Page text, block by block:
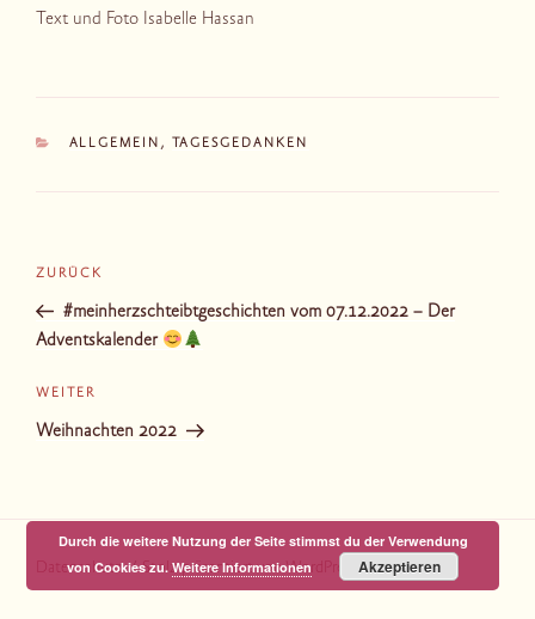
Text und Foto Isabelle Hassan
KATEGORIEN
ALLGEMEIN , TAGESGEDANKEN
Beitragsnavigation
Vorheriger
Beitrag
ZURÜCK
#meinherzschteibtgeschichten vom 07.12.2022 – Der
Adventskalender
Nächster
Beitrag
WEITER
Weihnachten 2022
Datenschutz Stolz präsentiert von WordPress
Durch die weitere Nutzung der Seite stimmst du der Verwendung
von Cookies zu.Weitere Informationen Akzeptieren